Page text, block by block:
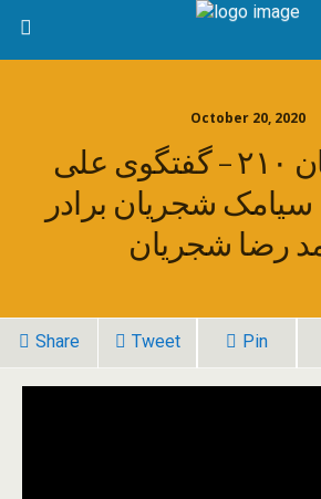
October 20, 2020
کوچ ایرانیان ۲۱۰ – گفتگوی علی
سیامک شجریان برادر
رضا شجریان
Share Tweet Pin